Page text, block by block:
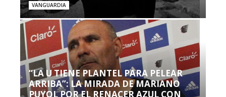
VANGUARDIA
“LA U TIENE PLANTEL PARA PELEAR
ARRIBA”: LA MIRADA DE MARIANO
PUYOL POR EL RENACER AZUL CON